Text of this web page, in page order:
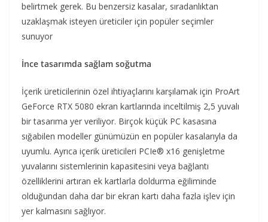
belirtmek gerek. Bu benzersiz kasalar, sıradanlıktan
uzaklaşmak isteyen üreticiler için popüler seçimler
sunuyor
İnce tasarımda sağlam soğutma
İçerik üreticilerinin özel ihtiyaçlarını karşılamak için ProArt
GeForce RTX 5080 ekran kartlarında inceltilmiş 2,5 yuvalı
bir tasarıma yer veriliyor. Birçok küçük PC kasasına
sığabilen modeller günümüzün en popüler kasalarıyla da
uyumlu. Ayrıca içerik üreticileri PCIe® x16 genişletme
yuvalarını sistemlerinin kapasitesini veya bağlantı
özelliklerini artıran ek kartlarla doldurma eğiliminde
olduğundan daha dar bir ekran kartı daha fazla işlev için
yer kalmasını sağlıyor.